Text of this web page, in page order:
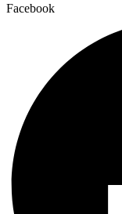
Facebook